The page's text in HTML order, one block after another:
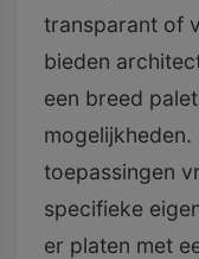
transparant of
bieden
een breed
mogelijkheden.
toepassingen
specifieke
er platen met